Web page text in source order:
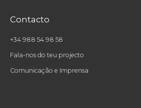
Contacto
+34 988 54 98 58
Fala-nos do teu projecto
Comunicação e Imprensa